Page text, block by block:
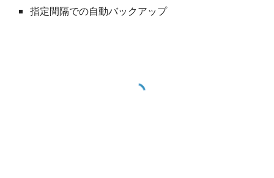
指定間隔での自動バックアップ